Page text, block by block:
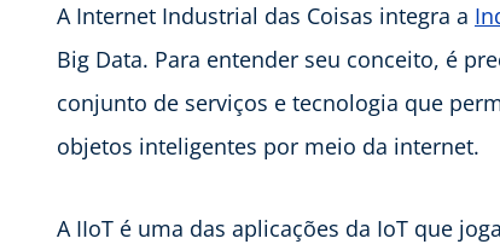
A Internet Industrial das Coisas integra a
Big Data. Para entender seu conceito, é
conjunto de serviços e tecnologia que
objetos inteligentes por meio da internet.
A IIoT é uma das aplicações da IoT que